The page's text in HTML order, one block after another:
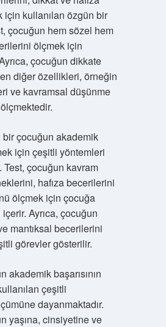
için kullanılan özgün bir
çocuğun hem sözel hem
ölçmek için
çocuğun dikkate
diğer özellikleri, örneğin
ve kavramsal düşünme
çocuğun akademik
için çeşitli yöntemleri
Test, çocuğun kavram
hafıza becerilerini
ölçmek için çocuğa
Ayrıca, çocuğun
mantıksal becerilerini
görevler gösterilir.
akademik başarısının
çeşitli
dayanmaktadır.
yaşına, cinsiyetine ve